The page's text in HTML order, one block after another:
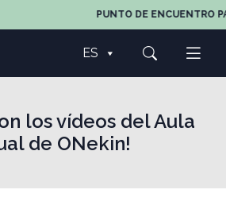
PUNTO DE ENCUENTRO
ES
los vídeos del Aula
de ONekin!